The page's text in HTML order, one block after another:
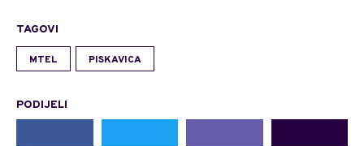
TAGOVI
MTEL PISKAVICA
PODIJELI